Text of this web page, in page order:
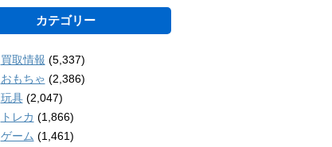
カテゴリー
買取情報 (5,337)
おもちゃ (2,386)
玩具(2,047)
トレカ (1,866)
ゲーム (1,461)